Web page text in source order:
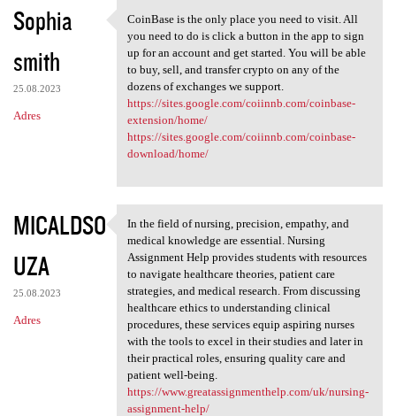
Sophia
smith
25.08.2023
Adres
CoinBase is the only place
CoinBase is the only place you need to visit. All
you need to do is click a button in the app to sign
up for an account and get started. You will be able
to buy, sell, and transfer crypto on any of the
dozens of exchanges we support.
https://sites.google.com/coiinnb.com/coinbase-
extension/home/
https://sites.google.com/coiinnb.com/coinbase-
download/home/
MICALDSO
UZA
25.08.2023
Adres
In the field of nursing,
In the field of nursing, precision, empathy, and
medical knowledge are essential. Nursing
Assignment Help provides students with resources
to navigate healthcare theories, patient care
strategies, and medical research. From discussing
healthcare ethics to understanding clinical
procedures, these services equip aspiring nurses
with the tools to excel in their studies and later in
their practical roles, ensuring quality care and
patient well-being.
https://www.greatassignmenthelp.com/uk/nursing-
assignment-help/